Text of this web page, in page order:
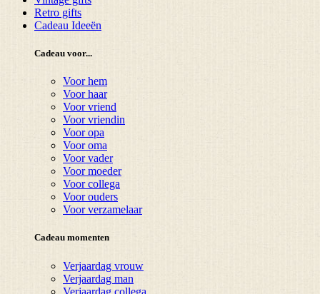
Retro gifts
Cadeau Ideeën
Cadeau voor...
Voor hem
Voor haar
Voor vriend
Voor vriendin
Voor opa
Voor oma
Voor vader
Voor moeder
Voor collega
Voor ouders
Voor verzamelaar
Cadeau momenten
Verjaardag vrouw
Verjaardag man
Verjaardag collega